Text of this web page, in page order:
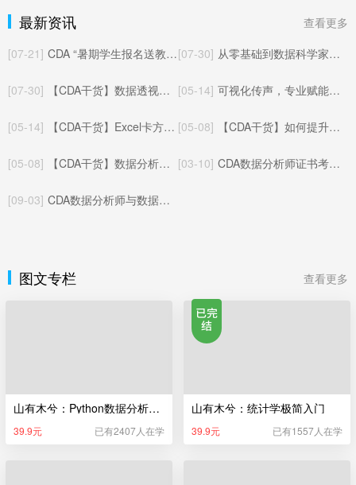
最新资讯
查看更多
[07-21] CDA “暑期学生报名送教材” 活动已开启！ [07-30] 从零基础到数据科学家：CDA三本官方教材全解读
[07-30] 【CDA干货】数据透视表数据批量对应匹配其他工作表的方法与实操应用 [05-14] 可视化传声，专业赋能：CDA数据分析师玩转统计制图核心价值
[05-14] 【CDA干货】Excel卡方检验完整教程：从零上手，轻松搞定统计显著性检验 [05-08] 【CDA干货】如何提升数据分析能力：从入门到精通的系统化成长路径
[05-08] 【CDA干货】数据分析与A/B测试：相辅相成的数据决策闭环 [03-10] CDA数据分析师证书考试体系（更新于2025年05月22日）
[09-03] CDA数据分析师与数据指标：基础概念与协同逻辑
图文专栏 查看更多
山有木兮：Python数据分析极简入门
39.9元 已有2407人在学
山有木兮：统计学极简入门
39.9元 已有1557人在学